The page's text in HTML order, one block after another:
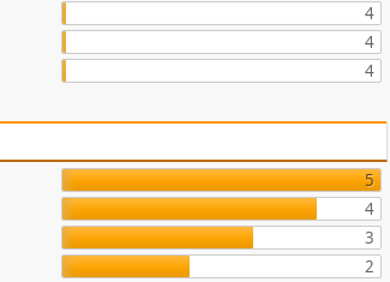
4
4
4
5
4
3
2